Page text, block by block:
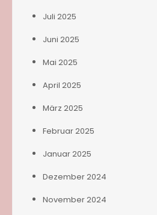
Juli 2025
Juni 2025
Mai 2025
April 2025
März 2025
Februar 2025
Januar 2025
Dezember 2024
November 2024